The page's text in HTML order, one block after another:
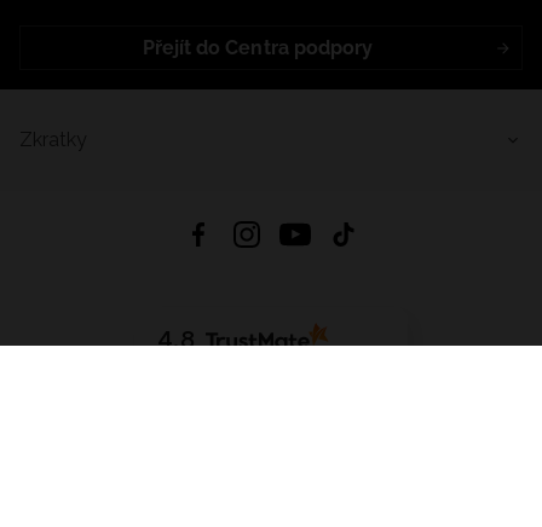
Přejít do Centra podpory
4.8